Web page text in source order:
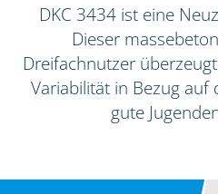
DKC 3434 ist eine
Dieser
Dreifachnutzer
Variabilität in Bezug
gute